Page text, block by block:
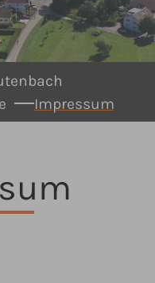
Impressum